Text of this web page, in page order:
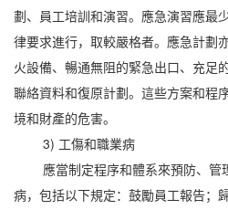
劃、員工培訓和演習。應急演習應最
律要求進行，取較嚴格者。應急計劃
火設備、暢通無阻的緊急出口、充足
聯絡資料和復原計劃。這些方案和程
境和財產的危害。
3) 工傷和職業病
應當制定程序和體系來預防、管
病，包括以下規定：鼓勵員工報告；